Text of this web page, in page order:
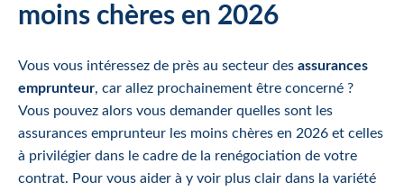
moins chères en 2026
Vous vous intéressez de près au secteur des assurances
emprunteur, car allez prochainement être concerné ?
Vous pouvez alors vous demander quelles sont les
assurances emprunteur les moins chères en 2026 et celles
à privilégier dans le cadre de la renégociation de votre
contrat. Pour vous aider à y voir plus clair dans la variété